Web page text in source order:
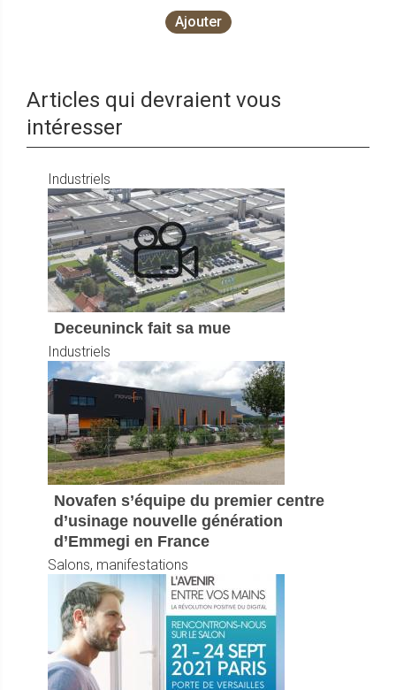
Ajouter
Articles qui devraient vous
intéresser
Industriels
Deceuninck fait sa mue
Industriels
Novafen s’équipe du premier centre
d’usinage nouvelle génération
d’Emmegi en France
Salons, manifestations